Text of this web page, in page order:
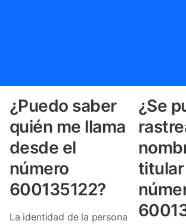
¿Puedo saber
quién me llama
desde el
número
600135122?
La identidad de la persona
¿Se